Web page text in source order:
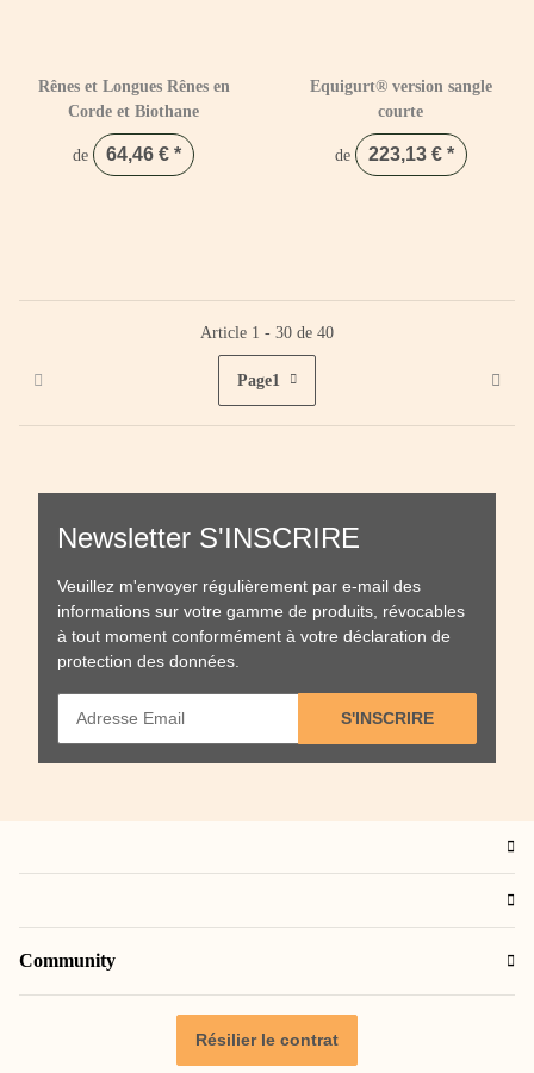
Rênes et Longues Rênes en
Corde et Biothane
de 64,46 € *
Equigurt® version sangle
courte
de 223,13 € *
Article 1 - 30 de 40
Page1
Newsletter S'INSCRIRE
Veuillez m'envoyer régulièrement par e-mail des
informations sur votre gamme de produits, révocables
à tout moment conformément à votre déclaration de
protection des données
S'INSCRIRE
Community
Résilier le contrat